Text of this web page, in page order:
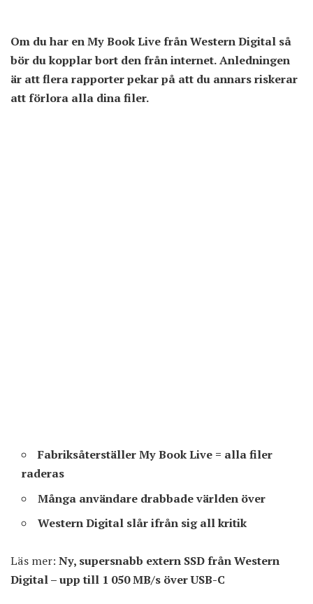
Om du har en My Book Live från Western Digital så
bör du kopplar bort den från internet. Anledningen
är att flera rapporter pekar på att du annars riskerar
att förlora alla dina filer.
Fabriksåterställer My Book Live = alla filer
raderas
Många användare drabbade världen över
Western Digital slår ifrån sig all kritik
Läs mer: Ny, supersnabb extern SSD från Western
Digital – upp till 1 050 MB/s över USB-C